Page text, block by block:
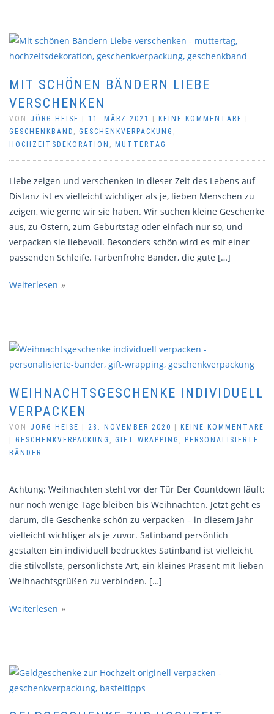
MIT SCHÖNEN BÄNDERN LIEBE
VERSCHENKEN
VON JÖRG HEISE 11. MÄRZ 2021 KEINE KOMMENTARE
GESCHENKBAND , GESCHENKVERPACKUNG ,
HOCHZEITSDEKORATION , MUTTERTAG
Liebe zeigen und verschenken In dieser Zeit des Lebens auf
Distanz ist es vielleicht wichtiger als je, lieben Menschen zu
zeigen, wie gerne wir sie haben. Wir suchen kleine Geschenke
aus, zu Ostern, zum Geburtstag oder einfach nur so, und
verpacken sie liebevoll. Besonders schön wird es mit einer
passenden Schleife. Farbenfrohe Bänder, die gute […]
Weiterlesen
WEIHNACHTSGESCHENKE INDIVIDUELL
VERPACKEN
VON JÖRG HEISE 28. NOVEMBER 2020
KEINE KOMMENTARE
GESCHENKVERPACKUNG , GIFT WRAPPING ,
PERSONALISIERTE
BÄNDER
Achtung: Weihnachten steht vor der Tür Der Countdown läuft:
nur noch wenige Tage bleiben bis Weihnachten. Jetzt geht es
darum, die Geschenke schön zu verpacken – in diesem Jahr
vielleicht wichtiger als je zuvor. Satinband persönlich
gestalten Ein individuell bedrucktes Satinband ist vielleicht
die stilvollste, persönlichste Art, ein kleines Präsent mit lieben
Weihnachtsgrüßen zu verbinden. […]
Weiterlesen